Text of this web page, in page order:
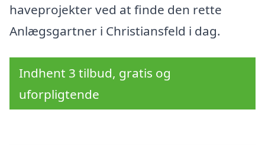
haveprojekter ved at finde den rette
Anlægsgartner i Christiansfeld i dag.
Indhent 3 tilbud, gratis og
uforpligtende